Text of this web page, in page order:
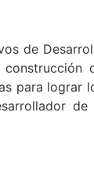
de
para lograr
de